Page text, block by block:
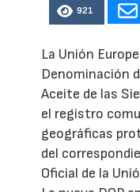
921
La Unión
Denominación
Aceite de las
el registro
geográficas
del
Oficial de la